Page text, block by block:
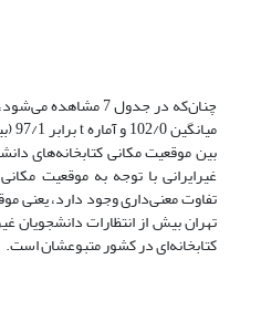
بین موقعیت مکانی کتابخانه‌های
غیرایرانی با توجه به موقعیت
تفاوت معنی‌داری وجود دارد، یعنی
تهران بیش از انتظارات دانشجویان
کتابخانه‌ای در کشور متبوعشان است.